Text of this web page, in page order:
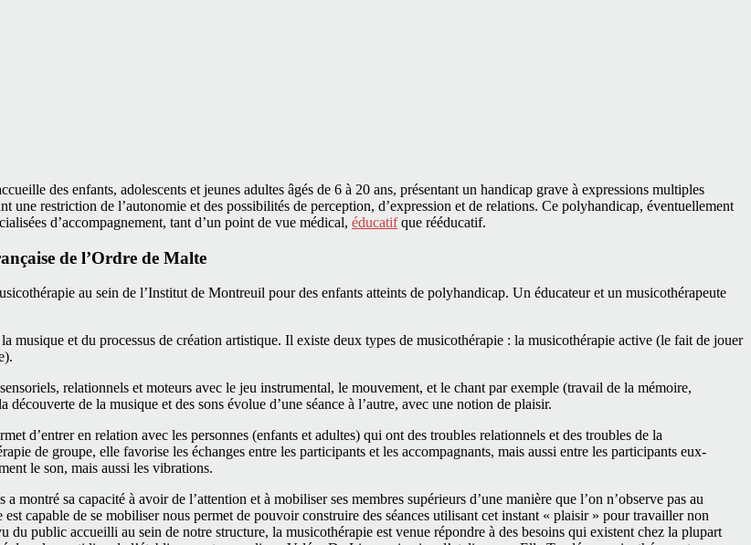
des enfants, adolescents et jeunes adultes âgés de 6 à 20 ans, présentant un handicap grave à expressions multiples
restriction de l’autonomie et des possibilités de perception, d’expression et de relations. Ce polyhandicap, éventuellement
d’accompagnement, tant d’un point de vue médical, éducatifque rééducatif.
de l’Ordre de Malte
au sein de l’Institut de Montreuil pour des enfants atteints de polyhandicap. Un éducateur et un musicothérapeute
musique et du processus de création artistique. Il existe deux types de musicothérapie : la musicothérapie active (le fait de jouer
relationnels et moteurs avec le jeu instrumental, le mouvement, et le chant par exemple (travail de la mémoire,
de la musique et des sons évolue d’une séance à l’autre, avec une notion de plaisir.
d’entrer en relation avec les personnes (enfants et adultes) qui ont des troubles relationnels et des troubles de la
de groupe, elle favorise les échanges entre les participants et les accompagnants, mais aussi entre les participants eux-
le son, mais aussi les vibrations.
montré sa capacité à avoir de l’attention et à mobiliser ses membres supérieurs d’une manière que l’on n’observe pas au
capable de se mobiliser nous permet de pouvoir construire des séances utilisant cet instant « plaisir » pour travailler non
du public accueilli au sein de notre structure, la musicothérapie est venue répondre à des besoins qui existent chez la plupart